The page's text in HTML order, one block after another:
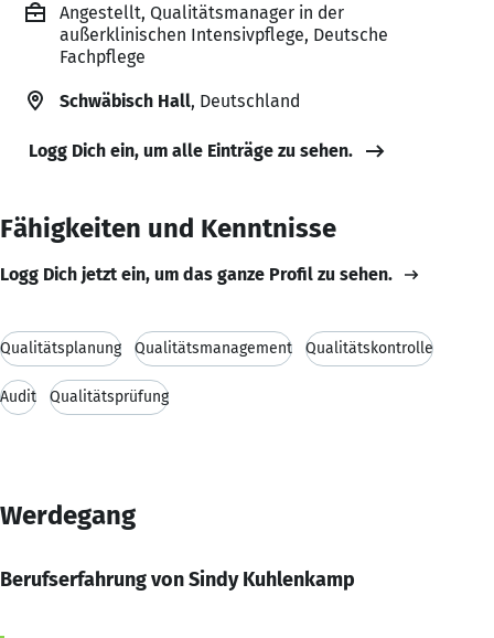
Angestellt, Qualitätsmanager in der
außerklinischen Intensivpflege, Deutsche
Fachpflege
Schwäbisch Hall, Deutschland
Logg Dich ein, um alle Einträge zu sehen.
Fähigkeiten und Kenntnisse
Logg Dich jetzt ein, um das ganze Profil zu sehen.
Qualitätsplanung Qualitätsmanagement Qualitätskontrolle
Audit Qualitätsprüfung
Werdegang
Berufserfahrung von Sindy Kuhlenkamp